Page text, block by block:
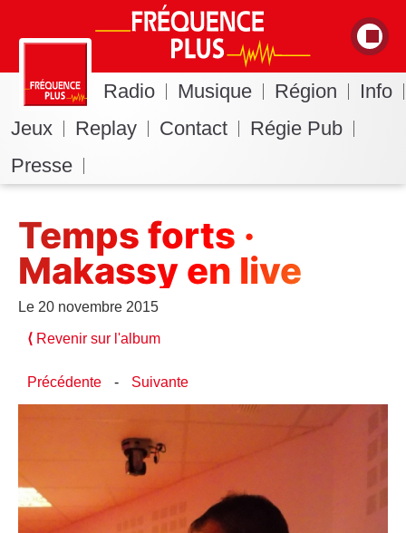
Radio Musique Région
Info
Jeux
Replay Contact
Régie Pub
Presse
Temps forts ·
Makassy en live
Le 20 novembre 2015
⟨ Revenir sur l'album
Précédente - Suivante